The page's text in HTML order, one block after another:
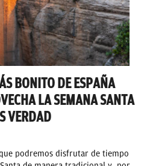
BONITO DE ESPAÑA
LA SEMANA SANTA
VERDAD
podremos disfrutar de tiempo